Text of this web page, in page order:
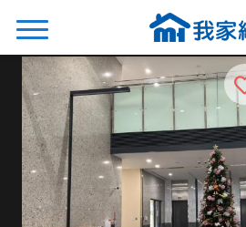
熱門關鍵字
2026 台北降價好屋限量釋出
2026 新